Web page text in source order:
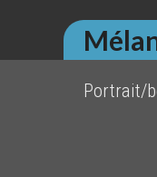
Portrait/